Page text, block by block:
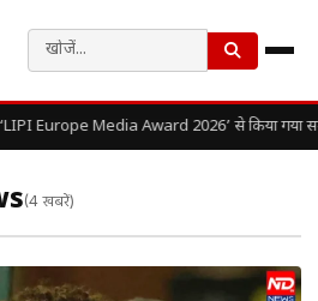
Europe Media Award 2026’ से किया गया
(4 खबरें)